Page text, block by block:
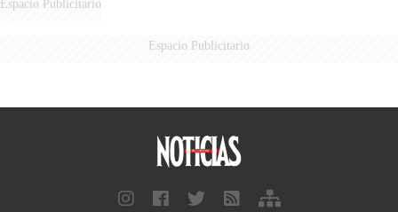
Espacio Publicitario
Espacio Publicitario